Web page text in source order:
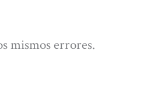
mismos errores.